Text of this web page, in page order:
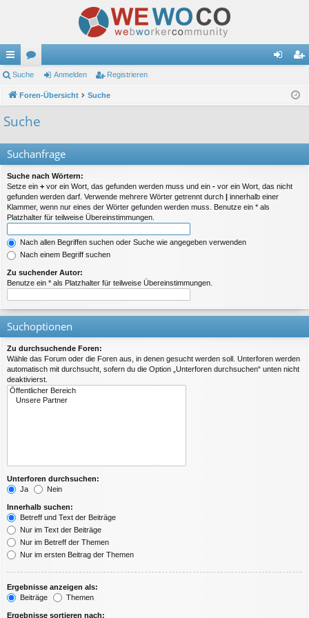
ch
ne
llz
riff
or
en ist
Suche Anmelden Registrieren
Foren-Übersicht Suche
Suche
Suchanfrage
Suche nach Wörtern:
Setze ein + vor ein Wort, das gefunden werden muss und ein - vor ein Wort, das nicht
gefunden werden darf. Verwende mehrere Wörter getrennt durch | innerhalb einer
Klammer, wenn nur eines der Wörter gefunden werden muss. Benutze ein * als
Platzhalter für teilweise Übereinstimmungen.
Nach allen Begriffen suchen oder Suche wie angegeben verwenden
Nach einem Begriff suchen
Zu suchender Autor:
Benutze ein * als Platzhalter für teilweise Übereinstimmungen.
Suchoptionen
Zu durchsuchende Foren:
Wähle das Forum oder die Foren aus, in denen gesucht werden soll. Unterforen werden
automatisch mit durchsucht, sofern du die Option „Unterforen durchsuchen“ unten nicht
deaktivierst.
Unterforen durchsuchen:
Ja
Nein
Innerhalb suchen:
Betreff und Text der Beiträge
Nur im Text der Beiträge
Nur im Betreff der Themen
Nur im ersten Beitrag der Themen
Ergebnisse anzeigen als:
Beiträge
Themen
Ergebnisse sortieren nach: